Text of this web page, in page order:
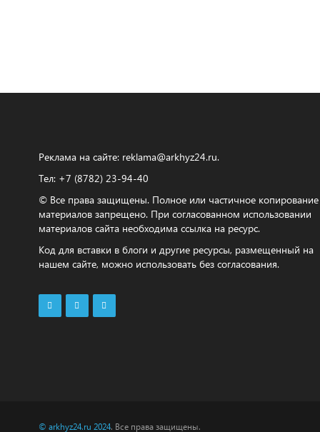
Реклама на сайте: reklama@arkhyz24.ru.
Тел: +7 (8782) 23‑94‑40
© Все права защищены. Полное или частичное копирование
материалов запрещено. При согласованном использовании
материалов сайта необходима ссылка на ресурс.
Код для вставки в блоги и другие ресурсы, размещенный на
нашем сайте, можно использовать без согласования.
© arkhyz24.ru 2024. Все права защищены.